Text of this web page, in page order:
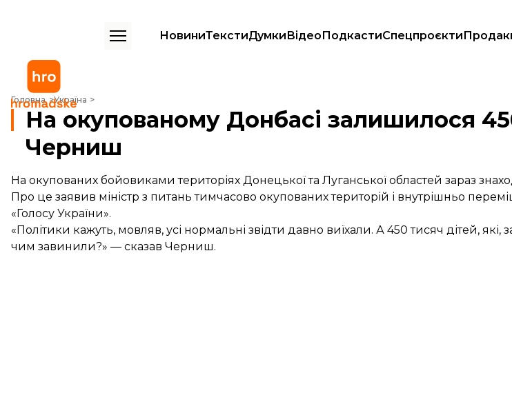
НовиниТекстиДумкиВідеоПодкастиСпецпроєкти
Головна Україна
На окупованому Донбасі залишилося 450 тисяч дітей – Черниш
На окупованому Донбасі залишилося
Черниш
На окупованих бойовиками територіях Донецької та Луганської областей зараз
Про це заявив міністр з питань тимчасово окупованих територій і внутрішньо
«Голосу України».
«Політики кажуть, мовляв, усі нормальні звідти давно виїхали. А 450 тисяч дітей,
чим завинили?» — сказав Черниш.